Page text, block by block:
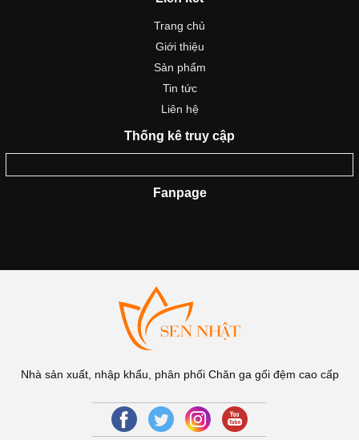
Trang chủ
Giới thiệu
Sản phẩm
Tin tức
Liên hệ
Thống kê truy cập
Fanpage
Nhà sản xuất, nhập khẩu, phân phối Chăn ga gối đệm cao cấp